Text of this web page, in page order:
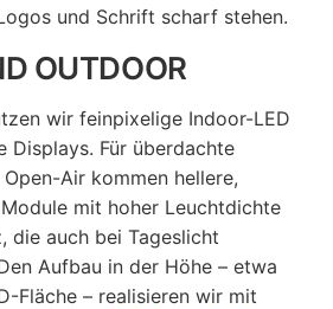
und Schrift scharf stehen.
OUTDOOR
wir feinpixelige Indoor-LED
Displays. Für überdachte
Air kommen hellere,
mit hoher Leuchtdichte
die auch bei Tageslicht
Aufbau in der Höhe – etwa
Fläche – realisieren wir mit